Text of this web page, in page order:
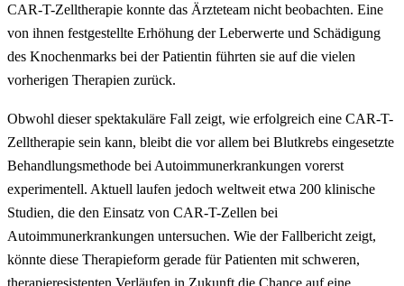
CAR-T-Zelltherapie konnte das Ärzteteam nicht beobachten. Eine
von ihnen festgestellte Erhöhung der Leberwerte und Schädigung
des Knochenmarks bei der Patientin führten sie auf die vielen
vorherigen Therapien zurück.
Obwohl dieser spektakuläre Fall zeigt, wie erfolgreich eine CAR-T-
Zelltherapie sein kann, bleibt die vor allem bei Blutkrebs eingesetzte
Behandlungsmethode bei Autoimmunerkrankungen vorerst
experimentell. Aktuell laufen jedoch weltweit etwa 200 klinische
Studien, die den Einsatz von CAR-T-Zellen bei
Autoimmunerkrankungen untersuchen. Wie der Fallbericht zeigt,
könnte diese Therapieform gerade für Patienten mit schweren,